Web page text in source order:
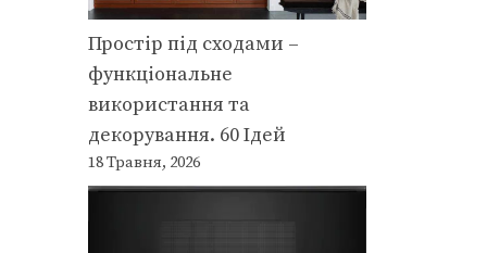
Простір під сходами –
функціональне
використання та
декорування. 60 Ідей
18 Травня, 2026